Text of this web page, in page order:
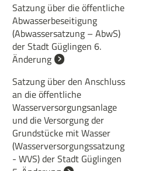
Satzung über die öffentliche
Abwasserbeseitigung
(Abwassersatzung – AbwS)
der Stadt Güglingen 6.
Änderung
Satzung über den Anschluss
an die öffentliche
Wasserversorgungsanlage
und die Versorgung der
Grundstücke mit Wasser
(Wasserversorgungssatzung
- WVS) der Stadt Güglingen